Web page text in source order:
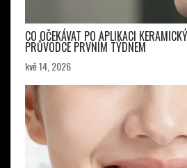
CO OČEKÁVAT PO APLIKACI
PRŮVODCE PRVNÍM TÝDNEM
kvě 14, 2026